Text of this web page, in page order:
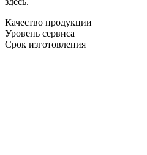
Качество продукции
Уровень сервиса
Срок изготовления